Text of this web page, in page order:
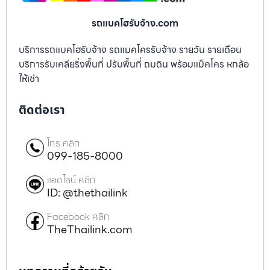
รถแบคโฮรับจ้าง.com
บริการรถแบคโฮรับจ้าง รถแมคโครรับจ้าง รายวัน รายเดือน
บริการรับเคลียริ่งพื้นที่ ปรับพื้นที่ ถมดิน พร้อมแม็คโคร หกล้อ
ให้เช่า
ติดต่อเรา
โทร คลิก
099-185-8000
แอดไลน์ คลิก
ID: @thethailink
Facebook คลิก
TheThailink.com